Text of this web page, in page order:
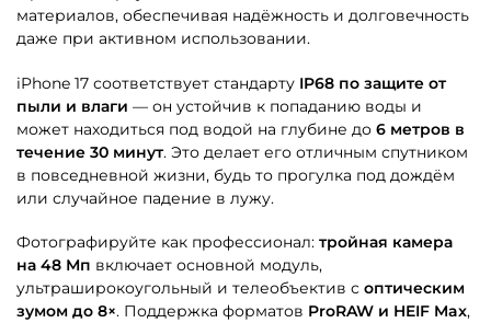
материалов, обеспечивая надёжность и долговечность
даже при активном использовании.
iPhone 17 соответствует стандарту IP68 по защите от
пыли и влаги — он устойчив к попаданию воды и
может находиться под водой на глубине до 6 метров в
течение 30 минут. Это делает его отличным спутником
в повседневной жизни, будь то прогулка под дождём
или случайное падение в лужу.
Фотографируйте как профессионал: тройная камера
на 48 Мп включает основной модуль,
ультраширокоугольный и телеобъектив с оптическим
зумом до 8×. Поддержка форматов ProRAW и HEIF Max,